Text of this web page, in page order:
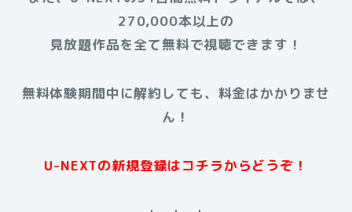
270,000本以上の
見放題作品を全て無料で視聴できます！
無料体験期間中に解約しても、料金はかかりませ
ん！
U-NEXTの新規登録はコチラからどうぞ！